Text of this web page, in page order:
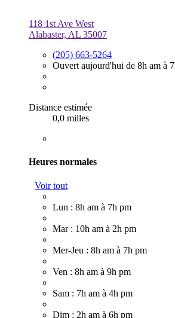
118 1st Ave West
Alabaster, AL 35007
(205) 663-5264
Ouvert aujourd'hui de 8h am à
Distance estimée
0,0 milles
Heures normales
Voir tout
Lun : 8h am à 7h pm
Mar : 10h am à 2h pm
Mer-Jeu : 8h am à 7h pm
Ven : 8h am à 9h pm
Sam : 7h am à 4h pm
Dim : 2h am à 6h pm